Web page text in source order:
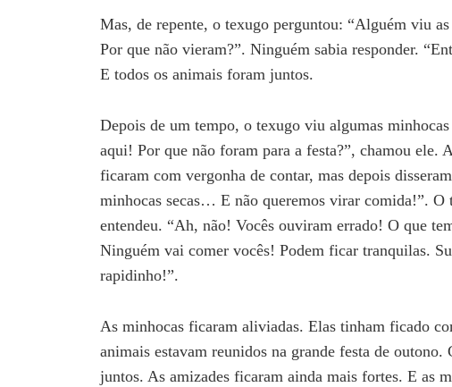
Mas, de repente, o texugo perguntou: “Alguém viu
Por que não vieram?”. Ninguém sabia responder.
E todos os animais foram juntos.
Depois de um tempo, o texugo viu algumas
aqui! Por que não foram para a festa?”, chamou ele.
ficaram com vergonha de contar, mas depois
minhocas secas… E não queremos virar comida!”. O
entendeu. “Ah, não! Vocês ouviram errado! O que
Ninguém vai comer vocês! Podem ficar tranquilas.
rapidinho!”.
As minhocas ficaram aliviadas. Elas tinham ficado
animais estavam reunidos na grande festa de
juntos. As amizades ficaram ainda mais fortes. E as